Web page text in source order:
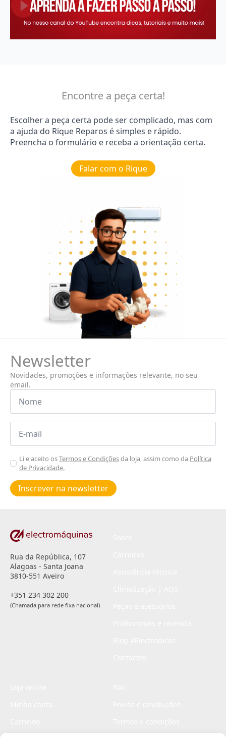
Encontre a peça certa!
Escolher a peça certa pode ser complicado, mas com
a ajuda do Rique Reparos é simples e rápido.
Preencha o formulário e receba a orientação certa.
Falar com o Rique
Newsletter
Novidades, promoções e informações relevante, no seu
email.
Nome
Email
Aceitar
Poiticas
de
privacidade
Li e aceito osTermos e Condiçõesda loja, assim como da Política
de Privacidade.
Inscrever na newsletter
Rua da República, 107
Alagoas - Santa Joana
3810-551 Aveiro
+351 234 302 200
(Chamada para rede fixa nacional)